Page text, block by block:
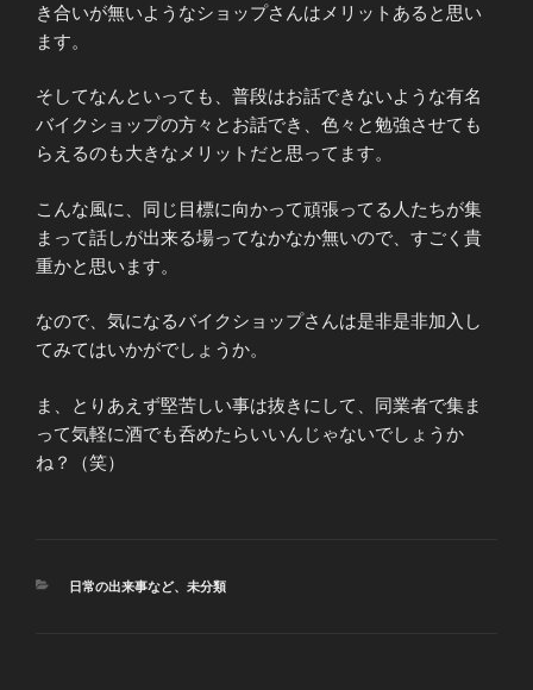
き合いが無いようなショップさんはメリットあると思い
ます。
そしてなんといっても、普段はお話できないような有名
バイクショップの方々とお話でき、色々と勉強させても
らえるのも大きなメリットだと思ってます。
こんな風に、同じ目標に向かって頑張ってる人たちが集
まって話しが出来る場ってなかなか無いので、すごく貴
重かと思います。
なので、気になるバイクショップさんは是非是非加入し
てみてはいかがでしょうか。
ま、とりあえず堅苦しい事は抜きにして、同業者で集ま
って気軽に酒でも呑めたらいいんじゃないでしょうか
ね？（笑）
カ
日常の出来事など、 未分類